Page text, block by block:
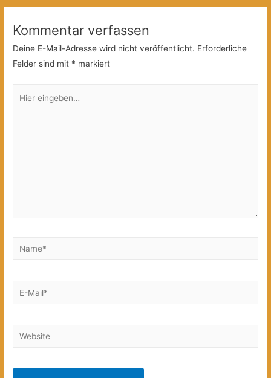
Kommentar verfassen
Deine E-Mail-Adresse wird nicht veröffentlicht. Erforderliche
Felder sind mit * markiert
eingeben…
Name*
E-
Website